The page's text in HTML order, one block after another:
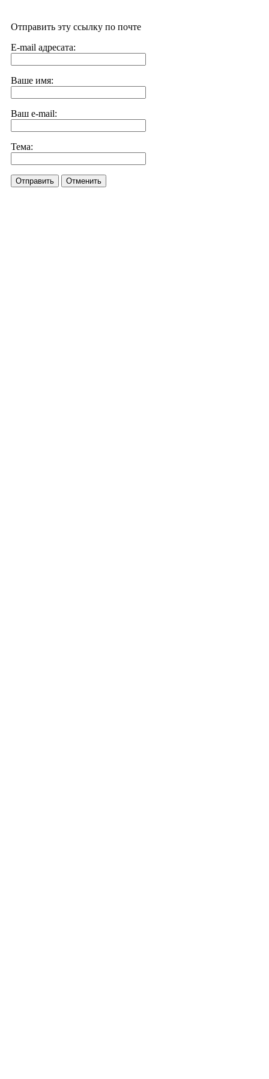
Отправить эту ссылку по почте
E-mail адресата:
Ваше имя:
Ваш e-mail:
Тема:
Отправить Отменить